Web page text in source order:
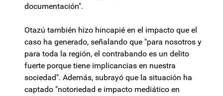
documentación".
Otazú también hizo hincapié en el impacto que el
caso ha generado, señalando que "para nosotros y
para toda la región, el contrabando es un delito
fuerte porque tiene implicancias en nuestra
sociedad". Además, subrayó que la situación ha
captado "notoriedad e impacto mediático en